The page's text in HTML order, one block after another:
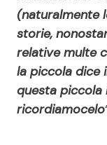
(naturalmente
storie,
relative multe
la piccola dice
questa piccola
ricordiamocelo